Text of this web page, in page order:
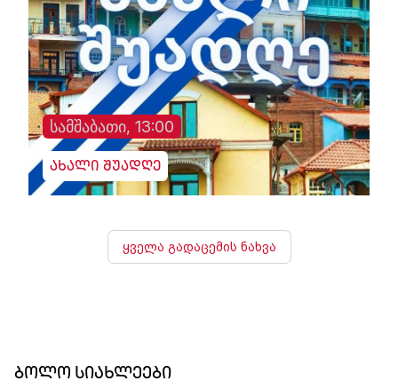
სამშაბათი, 13:00
ახალი შუადღე
ყველა გადაცემის ნახვა
ბოლო სიახლეები